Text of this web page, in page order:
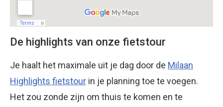
De highlights van onze fietstour
Je haalt het maximale uit je dag door de Milaan
Highlights fietstour in je planning toe te voegen.
Het zou zonde zijn om thuis te komen en te